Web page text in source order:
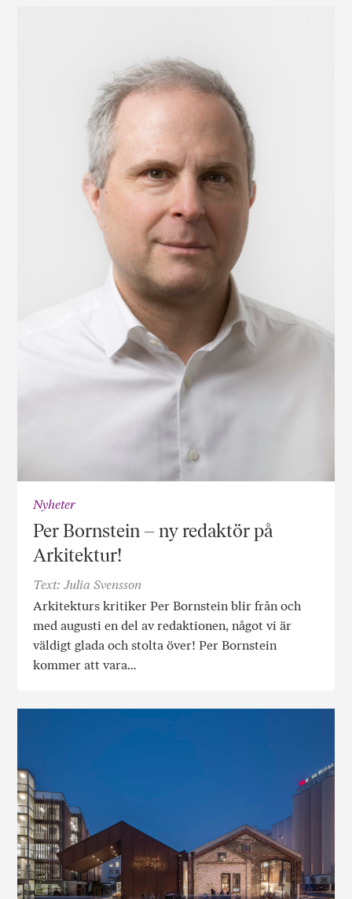
Nyheter
Per Bornstein – ny redaktör på
Arkitektur!
Text: Julia Svensson
Arkitekturs kritiker Per Bornstein blir från och
med augusti en del av redaktionen, något vi är
väldigt glada och stolta över! Per Bornstein
kommer att vara…